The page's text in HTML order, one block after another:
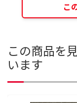
こ
この商品を
います